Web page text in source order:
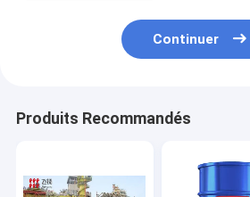
Continuer
Produits Recommandés